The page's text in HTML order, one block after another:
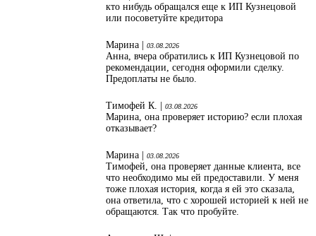
кто нибудь обращался еще к ИП Кузнецовой
или посоветуйте кредитора
Марина | 03.08.2026
Анна, вчера обратились к ИП Кузнецовой по
рекомендации, сегодня оформили сделку.
Предоплаты не было.
Тимофей К. | 03.08.2026
Марина, она проверяет историю? если плохая
отказывает?
Марина | 03.08.2026
Тимофей, она проверяет данные клиента, все
что необходимо мы ей предоставили. У меня
тоже плохая история, когда я ей это сказала,
она ответила, что с хорошей историей к ней не
обращаются. Так что пробуйте.